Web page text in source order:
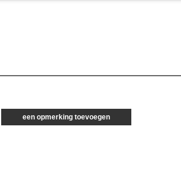
een opmerking toevoegen